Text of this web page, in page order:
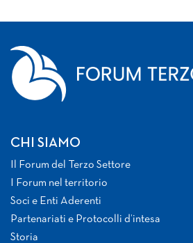
CHI SIAMO
Il Forum del Terzo Settore
I Forum nel territorio
Soci e Enti Aderenti
Partenariati e Protocolli d’intesa
Storia